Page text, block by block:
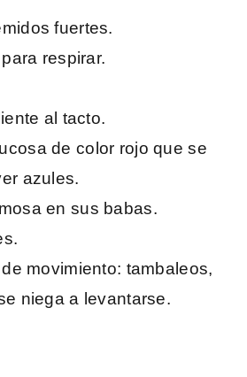
fuertes.
respirar.
al tacto.
de color rojo que se
azules.
en sus babas.
movimiento: tambaleos,
niega a levantarse.